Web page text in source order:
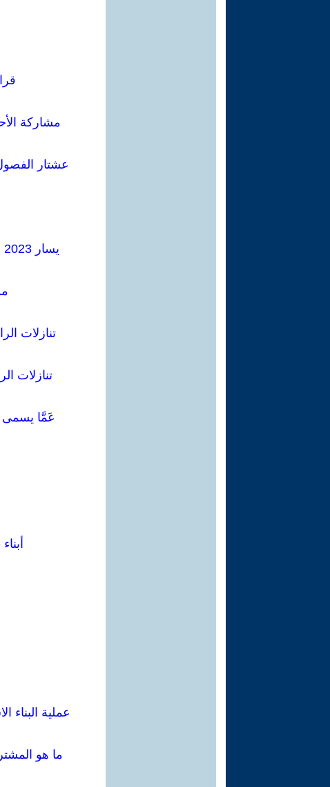
مشاركة
عشتار الفصول:14000 قراءات في اللغة العربية والمسيحيون العرب
يسار 2023 .. مواجهة اليمين المتطرف والتضامن مع نضال الشعب الفلسطيني
تنازلات
تنازلات
عَمَّا يسمى -
عملية
ما هو